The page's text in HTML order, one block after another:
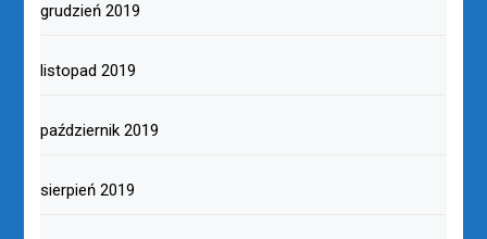
grudzień 2019
listopad 2019
październik 2019
sierpień 2019